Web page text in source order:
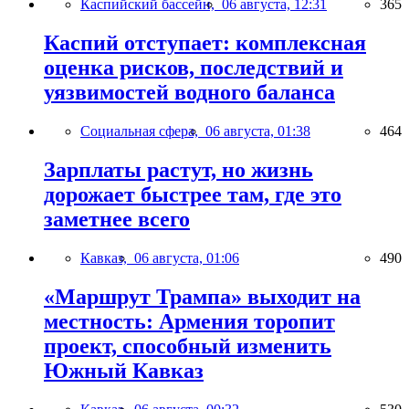
Каспийский бассейн, 06 августа, 12:31 365
Каспий отступает: комплексная
оценка рисков, последствий и
уязвимостей водного баланса
Социальная сфера, 06 августа, 01:38 464
Зарплаты растут, но жизнь
дорожает быстрее там, где это
заметнее всего
Кавказ, 06 августа, 01:06 490
«Маршрут Трампа» выходит на
местность: Армения торопит
проект, способный изменить
Южный Кавказ